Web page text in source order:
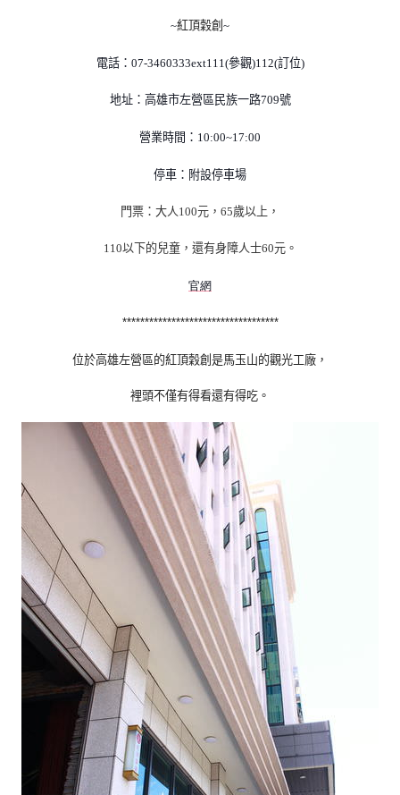
~紅頂穀創~
電話： 07-3460333ext111(參觀)112(訂位)
地址：高雄市左營區民族一路709號
營業時間： 10:00~17:00
停車：附設停車場
門票：大人 100元， 65歲以上，
110以下的兒童，還有身障人士60元。
官網
***********************************
位於高雄左營區的紅頂穀創是馬玉山的觀光工廠，
裡頭不僅有得看還有得吃。